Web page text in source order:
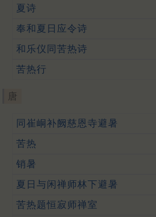
夏诗
奉和夏日应令诗
和乐仪同苦热诗
苦热行
唐
同崔峒补阙慈恩寺避暑
苦热
销暑
夏日与闲禅师林下避暑
苦热题恒寂师禅室